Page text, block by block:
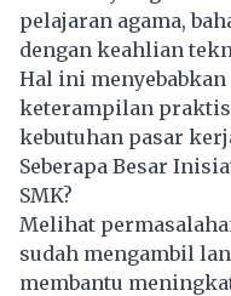
pelajaran agama,
dengan keahlian
Hal ini
keterampilan praktis
kebutuhan pasar
Seberapa Besar
SMK?
Melihat
sudah mengambil
membantu